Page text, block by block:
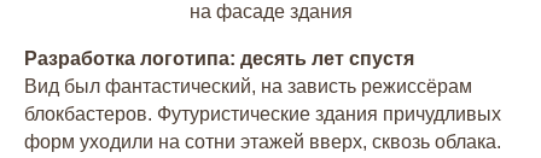
на фасаде здания
Разработка логотипа: десять лет спустя
Вид был фантастический, на зависть режиссёрам
блокбастеров. Футуристические здания причудливых
форм уходили на сотни этажей вверх, сквозь облака.